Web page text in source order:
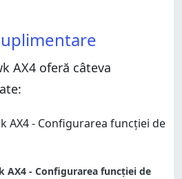
AX4 oferă câteva
AX4 - Configurarea funcției de